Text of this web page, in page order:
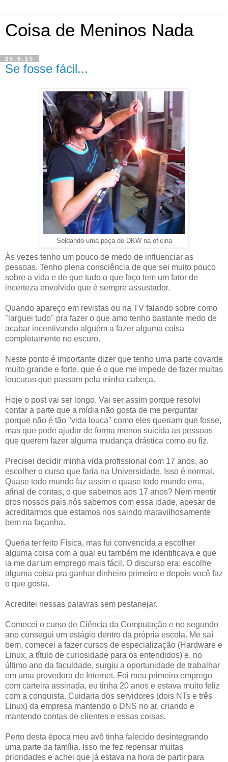
Coisa de Meninos Nada
25.6.15
Se fosse fácil...
Soldando uma peça de DKW na oficina
Às vezes tenho um pouco de medo de influenciar as
pessoas. Tenho plena consciência de que sei muito pouco
sobre a vida e de que tudo o que faço tem um fator de
incerteza envolvido que é sempre assustador.
Quando apareço em revistas ou na TV falando sobre como
"larguei tudo" pra fazer o que amo tenho bastante medo de
acabar incentivando alguém a fazer alguma coisa
completamente no escuro.
Neste ponto é importante dizer que tenho uma parte covarde
muito grande e forte, que é o que me impede de fazer muitas
loucuras que passam pela minha cabeça.
Hoje o post vai ser longo. Vai ser assim porque resolvi
contar a parte que a mídia não gosta de me perguntar
porque não é tão "vida louca" como eles queriam que fosse,
mas que pode ajudar de forma menos suicida as pessoas
que querem fazer alguma mudança drástica como eu fiz.
Precisei decidir minha vida profissional com 17 anos, ao
escolher o curso que faria na Universidade. Isso é normal.
Quase todo mundo faz assim e quase todo mundo erra,
afinal de contas, o que sabemos aos 17 anos? Nem mentir
pros nossos pais nós sabemos com essa idade, apesar de
acreditarmos que estamos nos saindo maravilhosamente
bem na façanha.
Queria ter feito Física, mas fui convencida a escolher
alguma coisa com a qual eu também me identificava e que
ia me dar um emprego mais fácil. O discurso era: escolhe
alguma coisa pra ganhar dinheiro primeiro e depois você faz
o que gosta.
Acreditei nessas palavras sem pestanejar.
Comecei o curso de Ciência da Computação e no segundo
ano consegui um estágio dentro da própria escola. Me saí
bem, comecei a fazer cursos de especialização (Hardware e
Linux, a título de curiosidade para os entendidos) e, no
último ano da faculdade, surgiu a oportunidade de trabalhar
em uma provedora de Internet. Foi meu primeiro emprego
com carteira assinada, eu tinha 20 anos e estava muito feliz
com a conquista. Cuidaria dos servidores (dois NTs e três
Linux) da empresa mantendo o DNS no ar, criando e
mantendo contas de clientes e essas coisas.
Perto desta época meu avô tinha falecido desintegrando
uma parte da família. Isso me fez repensar muitas
prioridades e achei que já estava na hora de partir para